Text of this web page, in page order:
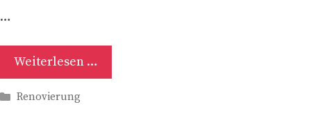
…
Weiterlesen …
Kategorien
Renovierung